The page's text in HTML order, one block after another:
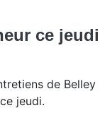
ce jeudi
de Belley
jeudi.